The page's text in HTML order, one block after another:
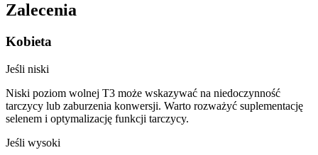
Zalecenia
Kobieta
Jeśli niski
Niski poziom wolnej T3 może wskazywać na niedoczynność
tarczycy lub zaburzenia konwersji. Warto rozważyć suplementację
selenem i optymalizację funkcji tarczycy.
Jeśli wysoki